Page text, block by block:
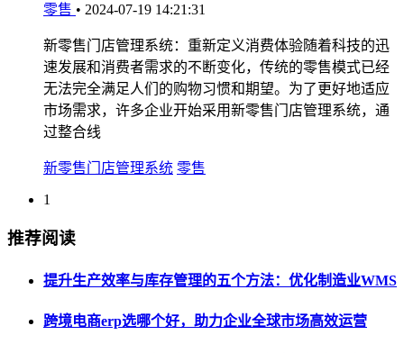
零售 • 2024-07-19 14:21:31
新零售门店管理系统：重新定义消费体验随着科技的迅
速发展和消费者需求的不断变化，传统的零售模式已经
无法完全满足人们的购物习惯和期望。为了更好地适应
市场需求，许多企业开始采用新零售门店管理系统，通
过整合线
新零售门店管理系统 零售
1
推荐阅读
提升生产效率与库存管理的五个方法：优化制造业WMS
跨境电商erp选哪个好，助力企业全球市场高效运营